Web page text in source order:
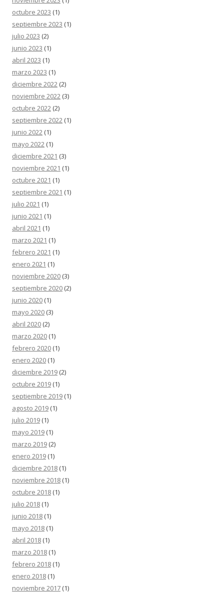
octubre 2023 (1)
septiembre 2023 (1)
julio 2023 (2)
junio 2023 (1)
abril 2023 (1)
marzo 2023 (1)
diciembre 2022 (2)
noviembre 2022 (3)
octubre 2022 (2)
septiembre 2022 (1)
junio 2022 (1)
mayo 2022 (1)
diciembre 2021 (3)
noviembre 2021 (1)
octubre 2021 (1)
septiembre 2021 (1)
julio 2021 (1)
junio 2021 (1)
abril 2021 (1)
marzo 2021 (1)
febrero 2021 (1)
enero 2021 (1)
noviembre 2020 (3)
septiembre 2020 (2)
junio 2020 (1)
mayo 2020 (3)
abril 2020 (2)
marzo 2020 (1)
febrero 2020 (1)
enero 2020 (1)
diciembre 2019 (2)
octubre 2019 (1)
septiembre 2019 (1)
agosto 2019 (1)
julio 2019 (1)
mayo 2019 (1)
marzo 2019 (2)
enero 2019 (1)
diciembre 2018 (1)
noviembre 2018 (1)
octubre 2018 (1)
julio 2018 (1)
junio 2018 (1)
mayo 2018 (1)
abril 2018 (1)
marzo 2018 (1)
febrero 2018 (1)
enero 2018 (1)
noviembre 2017 (1)